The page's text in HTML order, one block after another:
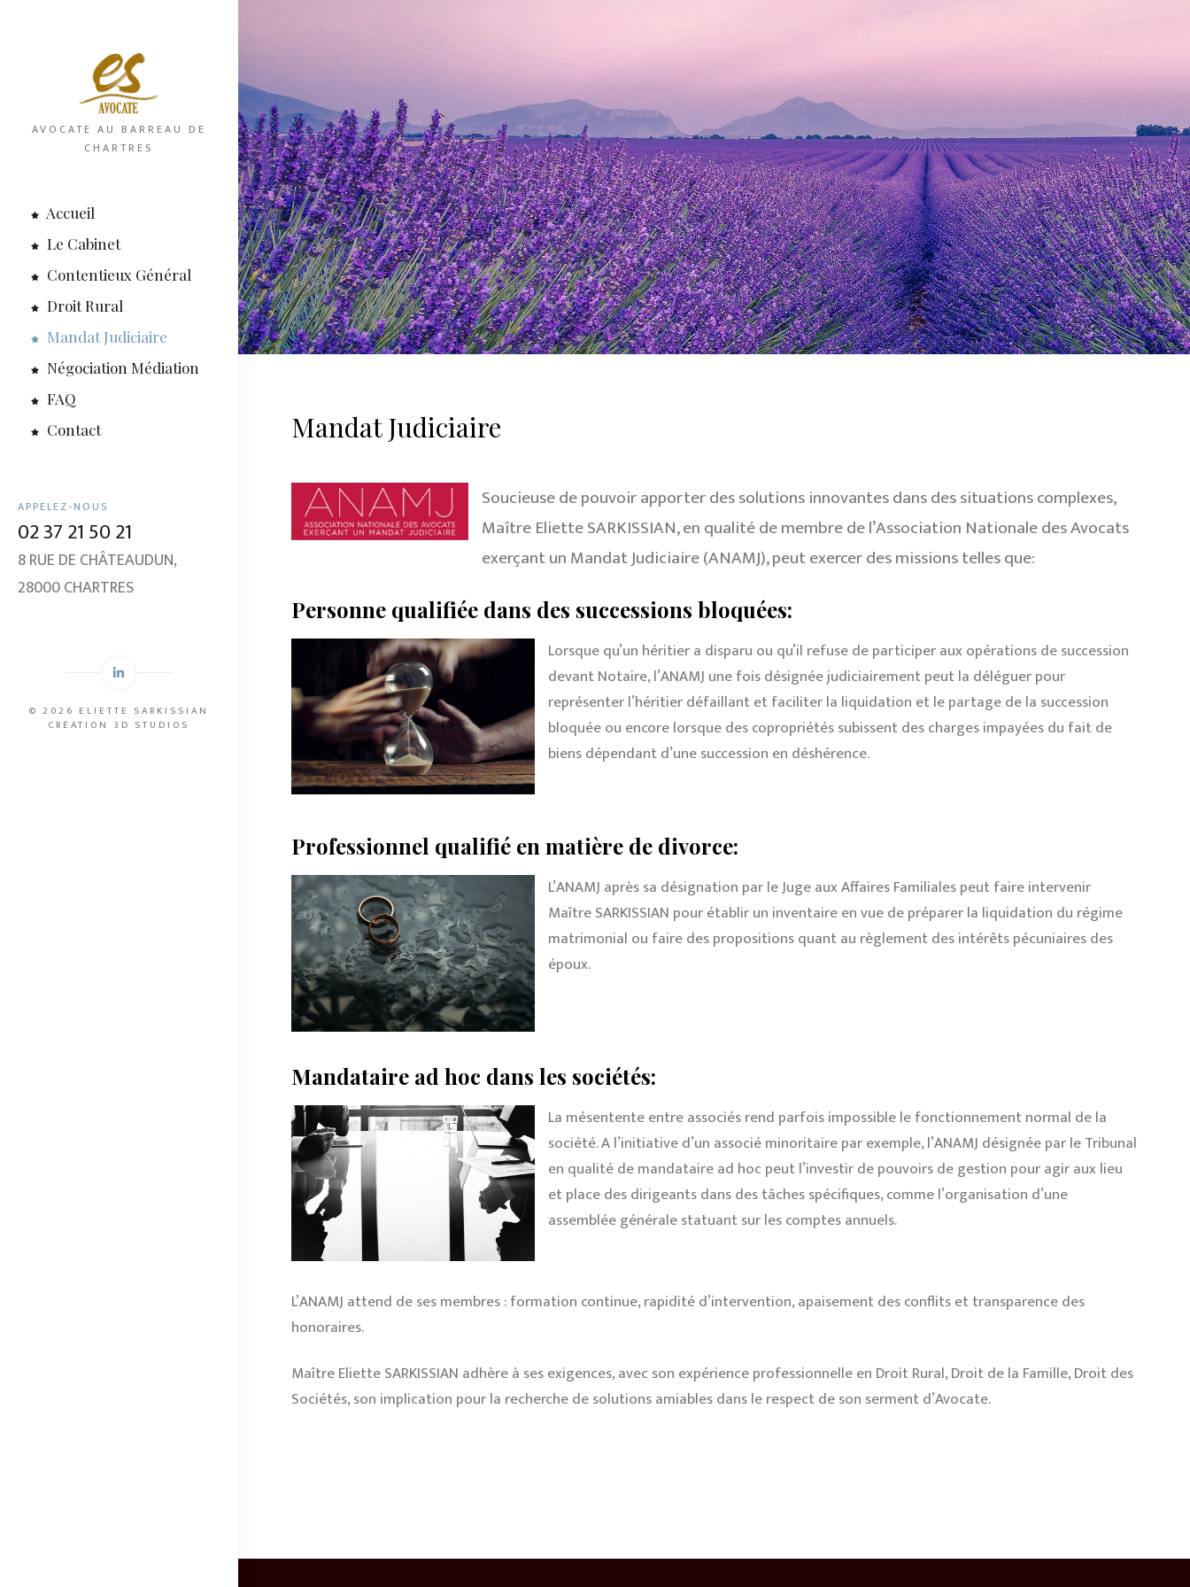
AVOCATE AU BARREAU DE
CHARTRES
Accueil
Le Cabinet
Contentieux Général
Droit Rural
Mandat Judiciaire
Négociation Médiation
FAQ
Contact
APPELEZ-NOUS
02 37 21 50 21
​​8 RUE DE CHÂTEAUDUN,
28000 CHARTRES
© 2026 ELIETTE SARKISSIAN
CRÉATION 3D STUDIOS
Mandat Judiciaire
Soucieuse de pouvoir apporter des solutions innovantes dans des situations complexes,
Maître Eliette SARKISSIAN, en qualité de membre de l’Association Nationale des Avocats
exerçant un Mandat Judiciaire (ANAMJ), peut exercer des missions telles que:
Personne qualifiée dans des successions bloquées:
Lorsque qu’un héritier a disparu ou qu’il refuse de participer aux opérations de succession
devant Notaire, l’ANAMJ une fois désignée judiciairement peut la déléguer pour
représenter l’héritier défaillant et faciliter la liquidation et le partage de la succession
bloquée ou encore lorsque des copropriétés subissent des charges impayées du fait de
biens dépendant d’une succession en déshérence.
Professionnel qualifié en matière de divorce:
L’ANAMJ après sa désignation par le Juge aux Affaires Familiales peut faire intervenir
Maître SARKISSIAN pour établir un inventaire en vue de préparer la liquidation du régime
matrimonial ou faire des propositions quant au règlement des intérêts pécuniaires des
époux.
Mandataire ad hoc dans les sociétés:
La mésentente entre associés rend parfois impossible le fonctionnement normal de la
société. A l’initiative d’un associé minoritaire par exemple, l’ANAMJ désignée par le Tribunal
en qualité de mandataire ad hoc peut l’investir de pouvoirs de gestion pour agir aux lieu
et place des dirigeants dans des tâches spécifiques, comme l’organisation d’une
assemblée générale statuant sur les comptes annuels.
L’ANAMJ attend de ses membres : formation continue, rapidité d’intervention, apaisement des conflits et transparence des
honoraires.
Maître Eliette SARKISSIAN adhère à ses exigences, avec son expérience professionnelle en Droit Rural, Droit de la Famille, Droit des
Sociétés, son implication pour la recherche de solutions amiables dans le respect de son serment d’Avocate.